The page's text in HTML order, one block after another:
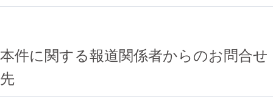
本件に関する報道関係者からのお問合せ
先